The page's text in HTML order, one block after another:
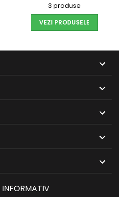
3 produse
VEZI PRODUSELE





INFORMATIV